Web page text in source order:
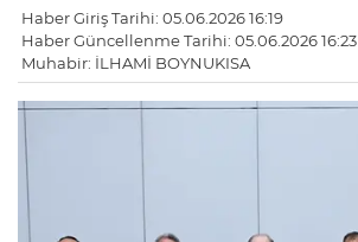
Haber Giriş Tarihi: 05.06.2026 16:19
Haber Güncellenme Tarihi: 05.06.2026 16:23
Muhabir: İLHAMİ BOYNUKISA